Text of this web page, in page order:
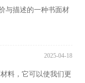
与描述的一种书面材
2025-04-18
料，它可以使我们更